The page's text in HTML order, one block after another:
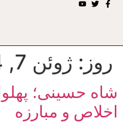
روز: ژوئن 7, 2014
شاه حسینی؛
اخلاص و مبارزه